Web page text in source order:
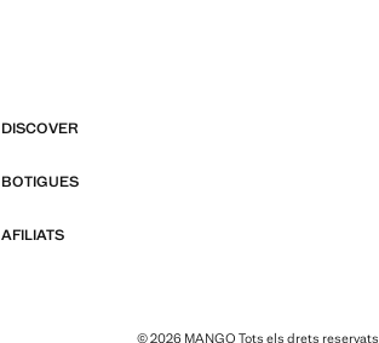
DISCOVER
BOTIGUES
AFILIATS
© 2026 MANGO Tots els drets reservats